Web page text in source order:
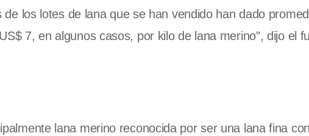
los lotes de lana que se han vendido han dado
7, en algunos casos, por kilo de lana merino”, dijo el
lana merino reconocida por ser una lana fina